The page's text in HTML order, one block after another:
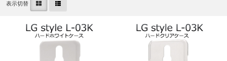
表示切替